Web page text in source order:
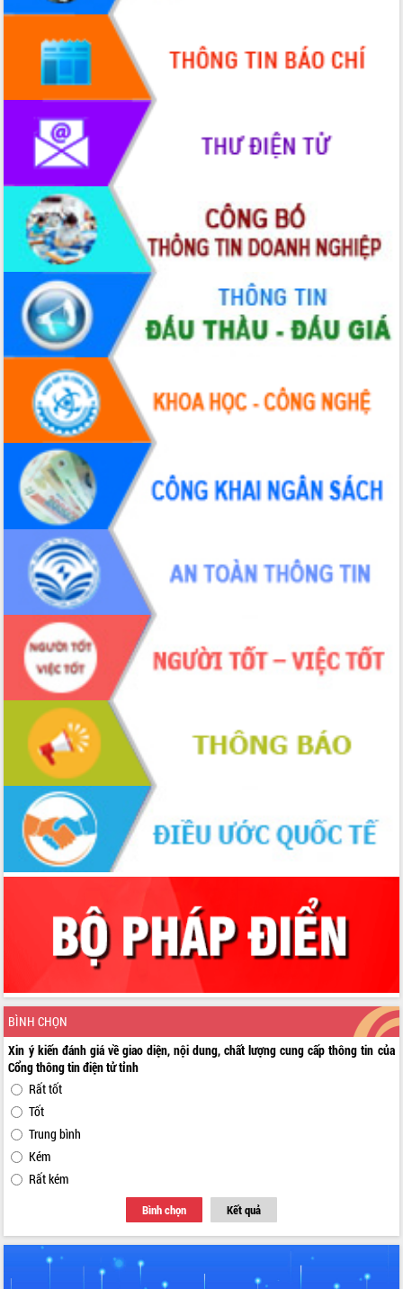
BÌNH CHỌN
Xin ý kiến đánh giá về giao diện, nội dung, chất lượng cung cấp thông tin của
Cổng thông tin điện tử tỉnh
Rất tốt
Tốt
Trung bình
Kém
Rất kém
Bình chọn Kết quả